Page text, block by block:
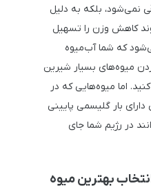
نمی‌شود، بلکه به دلیل
کاهش وزن را تسهیل
که شما آب‌میوه
میوه‌های بسیار شیرین
اما میوه‌هایی که در
بار گلیسمی پایینی
در رژیم شما جای
بهترین میوه